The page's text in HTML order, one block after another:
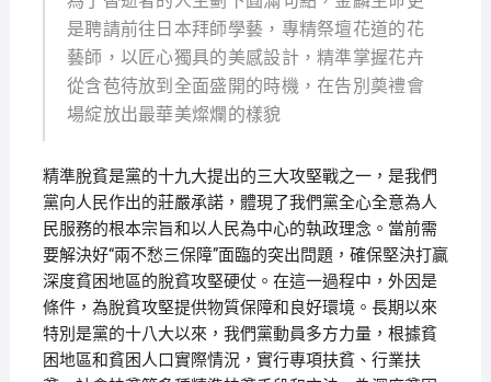
是聘請前往日本拜師學藝，專精祭壇花道的花
藝師，以匠心獨具的美感設計，精準掌握花卉
從含苞待放到全面盛開的時機，在告別奠禮會
場綻放出最華美燦爛的樣貌
精準脫貧是黨的十九大提出的三大攻堅戰之一，是我們
黨向人民作出的莊嚴承諾，體現了我們黨全心全意為人
民服務的根本宗旨和以人民為中心的執政理念。當前需
要解決好“兩不愁三保障”面臨的突出問題，確保堅決打贏
深度貧困地區的脫貧攻堅硬仗。在這一過程中，外因是
條件，為脫貧攻堅提供物質保障和良好環境。長期以來
特別是黨的十八大以來，我們黨動員多方力量，根據貧
困地區和貧困人口實際情況，實行專項扶貧、行業扶